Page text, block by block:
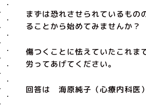
まずは恐れさせられているもの
ることから始めてみませんか？
傷つくことに怯えていたこれま
労ってあげてください。
回答は 海原純子（心療内科医